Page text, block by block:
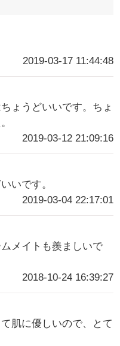
2019-03-17 11:44:48
ょうどいいです。ちょ
2019-03-12 21:09:16
いです。
2019-03-04 22:17:01
メイトも羨ましいで
2018-10-24 16:39:27
肌に優しいので、とて